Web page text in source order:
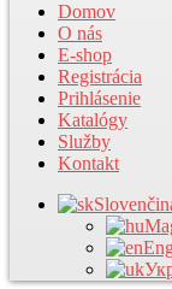
Domov
O nás
E-shop
Registrácia
Prihlásenie
Katalógy
Služby
Kontakt